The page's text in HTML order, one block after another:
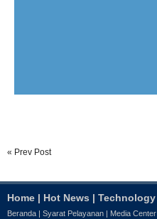
« Prev Post
Home | Hot News | Technology
Beranda Syarat Pelayanan Media